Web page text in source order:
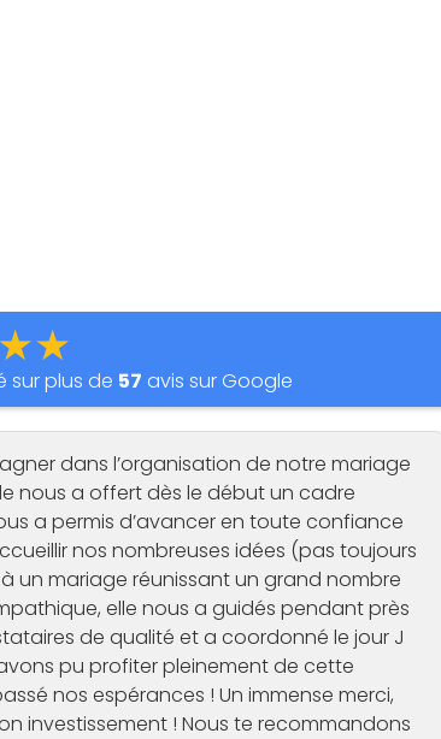
sur plus de 57 avis sur Google
dans l’organisation de notre mariage
nous a offert dès le début un cadre
a permis d’avancer en toute confiance
nos nombreuses idées (pas toujours
un mariage réunissant un grand nombre
elle nous a guidés pendant près
de qualité et a coordonné le jour J
pu profiter pleinement de cette
nos espérances ! Un immense merci,
investissement ! Nous te recommandons